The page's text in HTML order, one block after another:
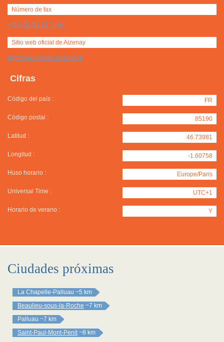
Número de fax
+(33) 02 51 34 74 04
Sitio web oficial de Aizenay
http://www.mairie-aizenay.fr/
Cifras
Código del país : FR
Código postal : 85190
Latitud : 46.73981
Longitud : -1.60758
Huso horario : Europe/Paris
Universal Time : UTC+1
Horario de verano : Y
Ciudades próximas
La Chapelle-Palluau ~5 km
Beaulieu-sous-la-Roche ~7 km
Palluau ~7 km
Saint-Paul-Mont-Penit ~8 km